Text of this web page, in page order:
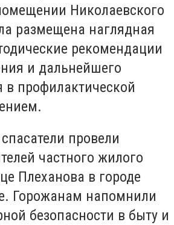
Николаевского
размещена наглядная
рекомендации
и дальнейшего
в профилактической
провели
частного жилого
Плеханова в городе
Горожанам напомнили
безопасности в быту и